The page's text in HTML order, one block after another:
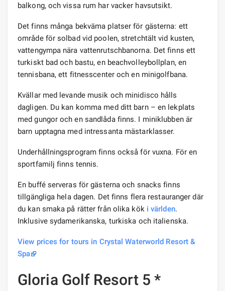
balkong, och vissa rum har vacker havsutsikt.
Det finns många bekväma platser för gästerna: ett
område för solbad vid poolen, stretchtält vid kusten,
vattengympa nära vattenrutschbanorna. Det finns ett
turkiskt bad och bastu, en beachvolleybollplan, en
tennisbana, ett fitnesscenter och en minigolfbana.
Kvällar med levande musik och minidisco hålls
dagligen. Du kan komma med ditt barn – en lekplats
med gungor och en sandlåda finns. I miniklubben är
barn upptagna med intressanta mästarklasser.
Underhållningsprogram finns också för vuxna. För en
sportfamilj finns tennis.
En buffé serveras för gästerna och snacks finns
tillgängliga hela dagen. Det finns flera restauranger där
du kan smaka på rätter från olika kök i världen.
Inklusive sydamerikanska, turkiska och italienska.
View prices for tours in Crystal Waterworld Resort &
Spa
Gloria Golf Resort 5 *